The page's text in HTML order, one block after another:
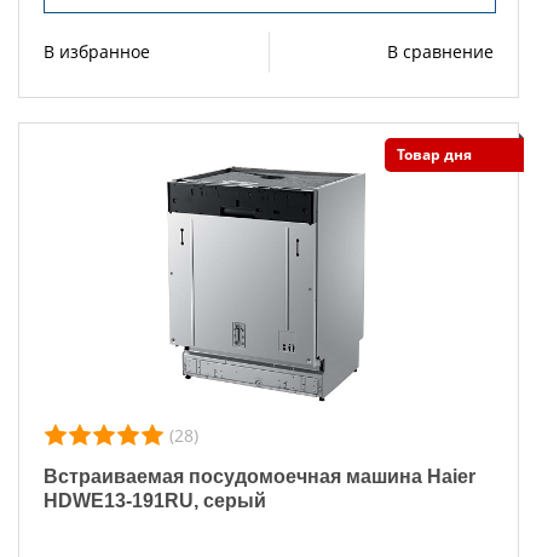
В избранное В сравнение
Товар дня
(28)
Встраиваемая посудомоечная машина Haier
HDWE13-191RU, серый